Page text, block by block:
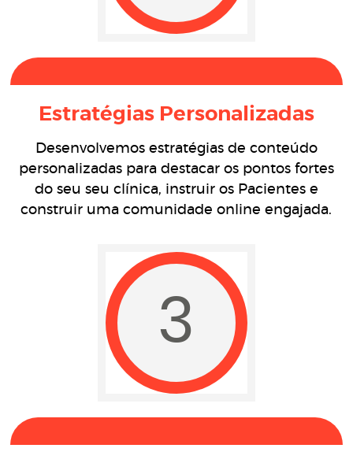
Estratégias Personalizadas
Desenvolvemos estratégias de conteúdo
personalizadas para destacar os pontos fortes
do seu seu clínica, instruir os Pacientes e
construir uma comunidade online engajada.
3